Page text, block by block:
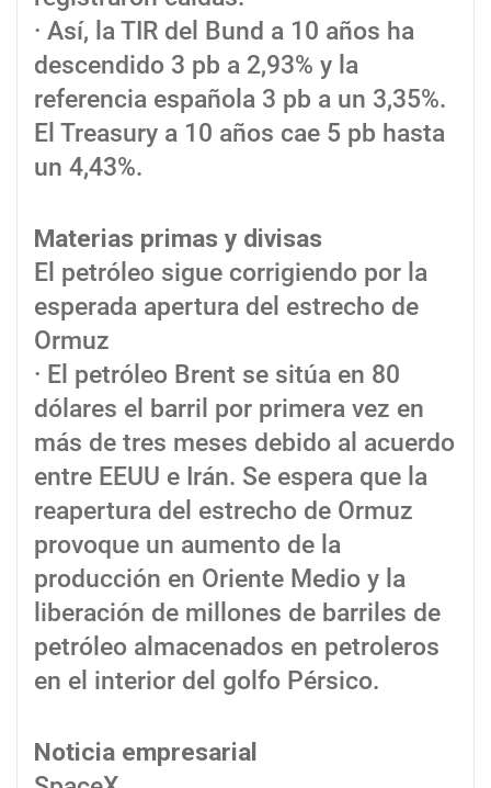
· Así, la TIR del Bund a 10 años ha
descendido 3 pb a 2,93% y la
referencia española 3 pb a un 3,35%.
El Treasury a 10 años cae 5 pb hasta
un 4,43%.
Materias primas y divisas
El petróleo sigue corrigiendo por la
esperada apertura del estrecho de
Ormuz
· El petróleo Brent se sitúa en 80
dólares el barril por primera vez en
más de tres meses debido al acuerdo
entre EEUU e Irán. Se espera que la
reapertura del estrecho de Ormuz
provoque un aumento de la
producción en Oriente Medio y la
liberación de millones de barriles de
petróleo almacenados en petroleros
en el interior del golfo Pérsico.
Noticia empresarial